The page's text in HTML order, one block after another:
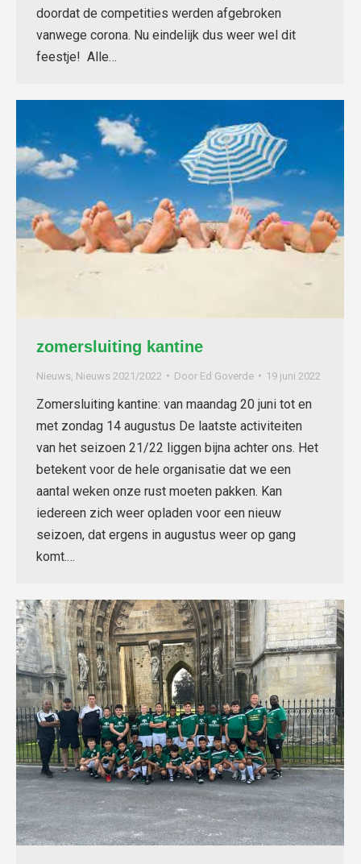
doordat de competities werden afgebroken
vanwege corona. Nu eindelijk dus weer wel dit
feestje! Alle…
zomersluiting kantine
Nieuws Nieuws 2021/2022 Door Ed Goverde 19 juni 2022
Zomersluiting kantine: van maandag 20 juni tot en
met zondag 14 augustus De laatste activiteiten
van het seizoen 21/22 liggen bijna achter ons. Het
betekent voor de hele organisatie dat we een
aantal weken onze rust moeten pakken. Kan
iedereen zich weer opladen voor een nieuw
seizoen, dat ergens in augustus weer op gang
komt.…